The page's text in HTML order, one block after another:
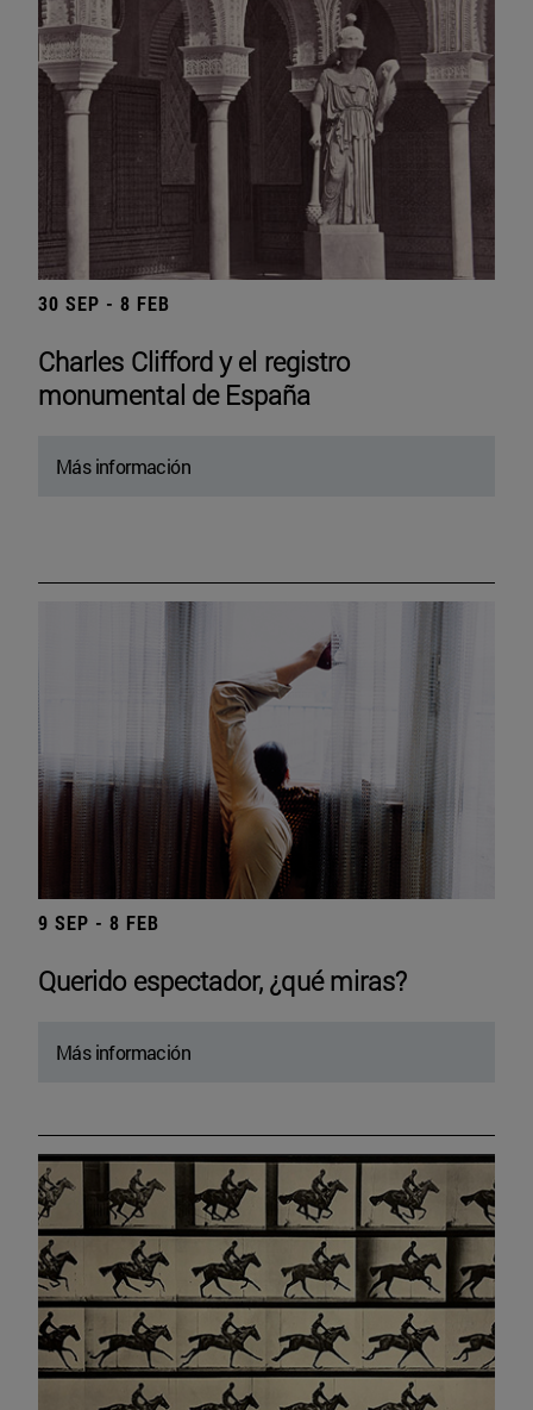
30 SEP - 8 FEB
Charles Clifford y el registro
monumental de España
Más información
9 SEP - 8 FEB
Querido espectador, ¿qué miras?
Más información